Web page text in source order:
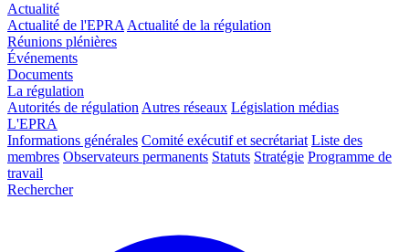
Actualité
Actualité de l'EPRA Actualité de la régulation
Réunions plénières
Événements
Documents
La régulation
Autorités de régulation Autres réseaux Législation médias
L'EPRA
Informations générales Comité exécutif et secrétariat Liste des
membres Observateurs permanents Statuts Stratégie Programme de
travail
Rechercher